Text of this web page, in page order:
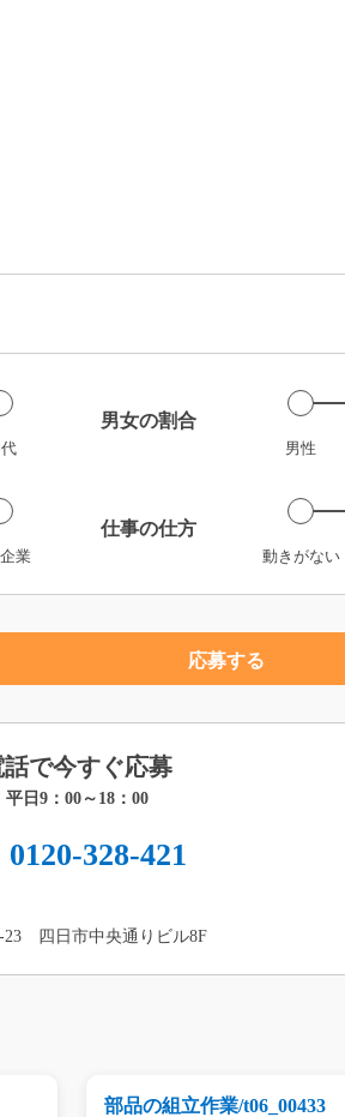
男女の割合
男性
業
仕事の仕方
動きがない
応募する
話で今すぐ応募
平日9：00～18：00
0120-328-421
23 四日市中央通りビル8F
部品の組立作業/t06_00433